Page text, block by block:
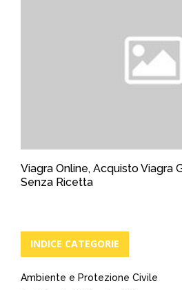
Viagra Online, Acquisto Viagra
Senza Ricetta
INDICE CATEGORIE
Ambiente e Protezione Civile